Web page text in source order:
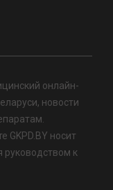
онлайн-
новости
носит
руководством к